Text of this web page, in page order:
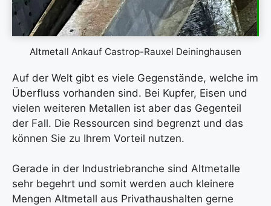
Altmetall Ankauf Castrop-Rauxel Deininghausen
Auf der Welt gibt es viele Gegenstände, welche im
Überfluss vorhanden sind. Bei Kupfer, Eisen und
vielen weiteren Metallen ist aber das Gegenteil
der Fall. Die Ressourcen sind begrenzt und das
können Sie zu Ihrem Vorteil nutzen.
Gerade in der Industriebranche sind Altmetalle
sehr begehrt und somit werden auch kleinere
Mengen Altmetall aus Privathaushalten gerne